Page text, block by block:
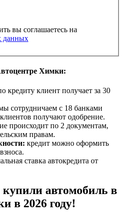
вы соглашаетесь на
данных
Химки:
кредиту клиент получает за 30
сотрудничаем с 18 банками
получают одобрение.
происходит по 2 документам,
правам.
кредит можно оформить
ставка автокредита от
купили автомобиль в
в 2026 году!